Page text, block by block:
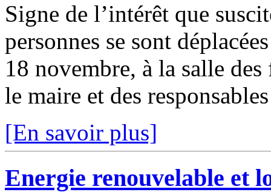
Signe de l’intérêt que
personnes se sont
18 novembre, à la salle
le maire et des
[En savoir plus]
Energie renouvelable et